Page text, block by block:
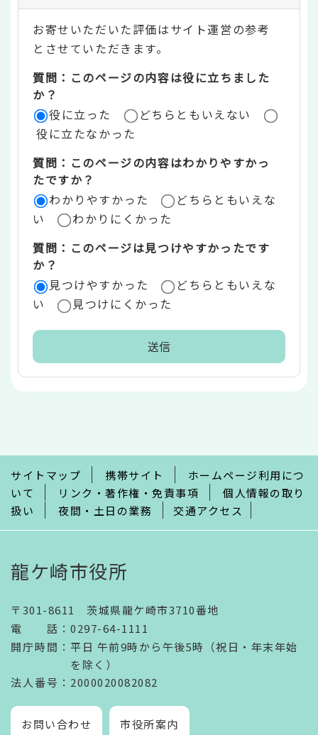
テ
ン
ツ
評
価
リ
ア
お寄せいただいた評価はサイト運営の参考
とさせていただきます。
質問：このページの内容は役に立ちました
か？
役に立った
どちらともいえない
役に立たなかった
質問：このページの内容はわかりやすかっ
たですか？
わかりやすかった
どちらともいえな
い
わかりにくかった
質問：このページは見つけやすかったです
か？
見つけやすかった
どちらともいえな
い
見つけにくかった
で
サイトマップ 携帯サイト
ホームページ利用につ
いて
リンク・著作権・免責事項
個人情報の取り
扱い
夜間・土日の業務 交通アクセス
龍ケ崎市役所
〒301-8611 茨城県龍ケ崎市3710番地
電話 ： 0297-64-1111
開庁時間 ： 平日 午前9時から午後5時（祝日・年末年始
を除く）
法人番号 ：2000020082082
お問い合わせ 市役所案内